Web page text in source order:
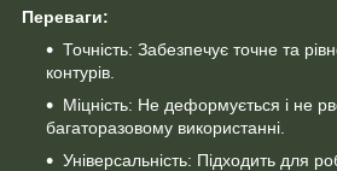
Переваги:
Точність: Забезпечує точне та
контурів.
Міцність: Не деформується і не
багаторазовому використанні.
Універсальність: Підходить для